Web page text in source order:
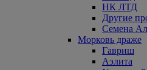
НК ЛТД
Другие
Семена
Морковь драже
Гавриш
Аэлита